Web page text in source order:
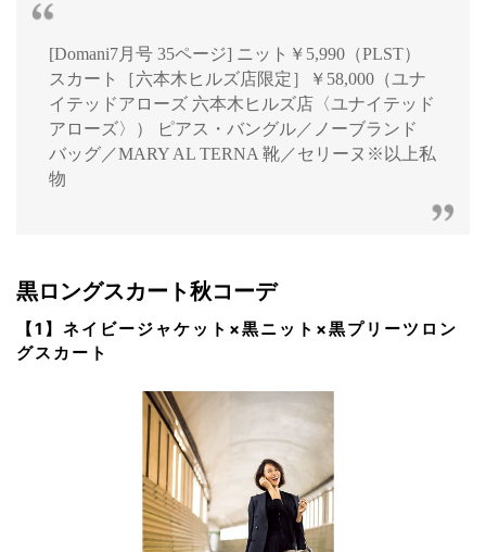
[Domani7月号 35ページ] ニット￥5,990（PLST）
スカート［六本木ヒルズ店限定］￥58,000（ユナ
イテッドアローズ 六本木ヒルズ店〈ユナイテッド
アローズ〉） ピアス・バングル／ノーブランド
バッグ／MARY AL TERNA 靴／セリーヌ※以上私
物
黒ロングスカート秋コーデ
【1】ネイビージャケット×黒ニット×黒プリーツロン
グスカート